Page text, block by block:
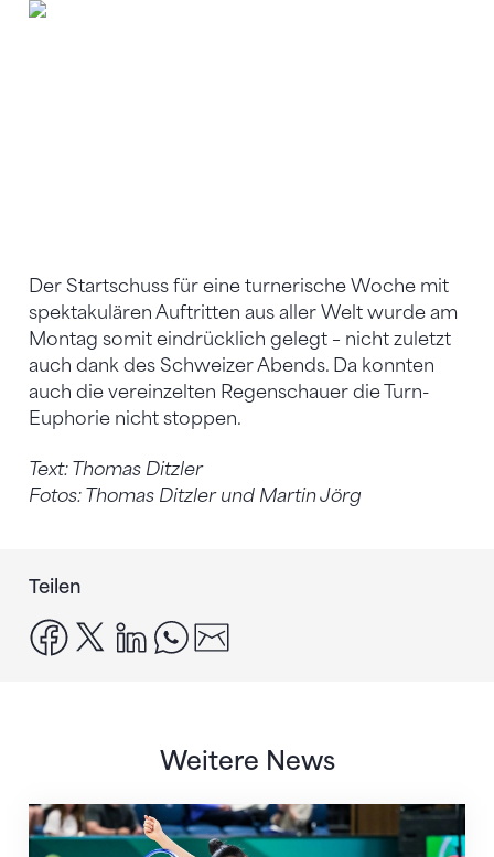
Der Startschuss für eine turnerische Woche mit
spektakulären Auftritten aus aller Welt wurde am
Montag somit eindrücklich gelegt – nicht zuletzt
auch dank des Schweizer Abends. Da konnten
auch die vereinzelten Regenschauer die Turn-
Euphorie nicht stoppen.
Text: Thomas Ditzler
Fotos: Thomas Ditzler und Martin Jörg
Teilen
facebook
x linkedinwhatsapp
Weitere News
Nächster Halt: Weltmeisterschaft